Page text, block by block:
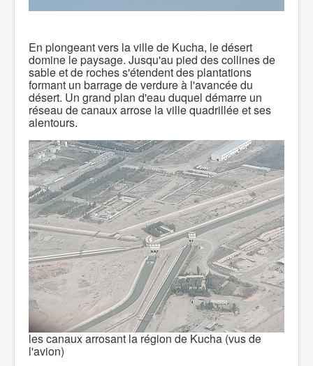
En plongeant vers la ville de Kucha, le désert
domine le paysage. Jusqu'au pied des collines de
sable et de roches s'étendent des plantations
formant un barrage de verdure à l'avancée du
désert. Un grand plan d'eau duquel démarre un
réseau de canaux arrose la ville quadrillée et ses
alentours.
les canaux arrosant la région de Kucha (vus de
l'avion)